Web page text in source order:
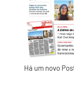
Há um novo